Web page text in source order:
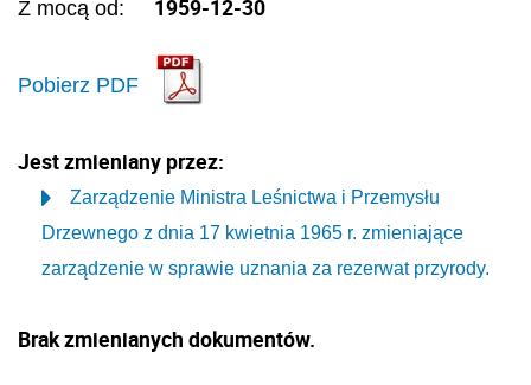
Z mocą od: 1959-12-30
Pobierz PDF
Jest zmieniany przez:
Zarządzenie Ministra Leśnictwa i Przemysłu
Drzewnego z dnia 17 kwietnia 1965 r. zmieniające
zarządzenie w sprawie uznania za rezerwat przyrody.
Brak zmienianych dokumentów.